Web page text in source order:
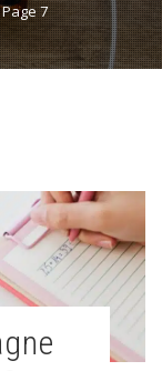
Page 7